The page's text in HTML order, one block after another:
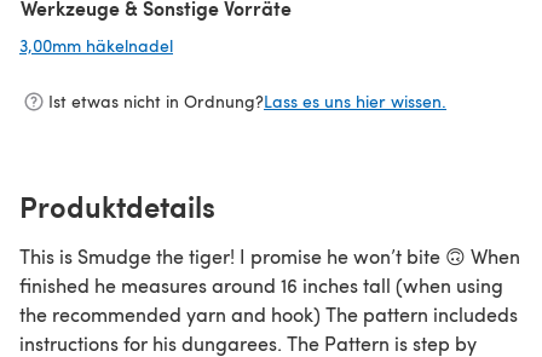
Werkzeuge & Sonstige Vorräte
3,00mm häkelnadel
Ist etwas nicht in Ordnung?Lass es uns hier wissen.
Produktdetails
This is Smudge the tiger! I promise he won’t bite 🙃 When
finished he measures around 16 inches tall (when using
the recommended yarn and hook) The pattern includeds
instructions for his dungarees. The Pattern is step by